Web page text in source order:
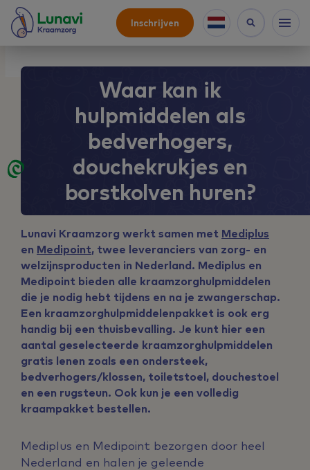
Inschrijven
Waar kan ik
hulpmiddelen als
bedverhogers,
douchekrukjes en
borstkolven huren?
Lunavi Kraamzorg werkt samen met Mediplus
en Medipoint, twee leveranciers van zorg- en
welzijnsproducten in Nederland. Mediplus en
Medipoint bieden alle kraamzorghulpmiddelen
die je nodig hebt tijdens en na je zwangerschap.
Een kraamzorghulpmiddelenpakket is ook erg
handig bij een thuisbevalling. Je kunt hier een
aantal geselecteerde kraamzorghulpmiddelen
gratis lenen zoals een ondersteek,
bedverhogers/klossen, toiletstoel, douchestoel
en een rugsteun. Ook kun je een volledig
kraampakket bestellen.
Mediplus en Medipoint bezorgen door heel
Nederland en halen je geleende